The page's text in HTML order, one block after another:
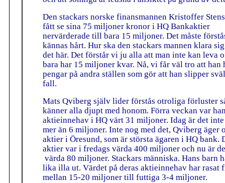
Den stackars norske finansmannen Kristoffer
fått se sina 75 miljoner kronor i HQ Bankaktier
nervärderade till bara 15 miljoner. Det måste
kännas hårt. Hur ska den stackars mannen klara
det här. Det förstår vi ju alla att man inte kan leva
bara har 15 miljoner kvar. Nå, vi får väl tro att han
pengar på andra ställen som gör att han slipper
fall.
Mats Qviberg själv lider förstås otroliga förluster
känner alla djupt med honom. Förra veckan var
aktieinnehav i HQ värt 31 miljoner. Idag är det
mer än 6 miljoner. Inte nog med det, Qviberg äger
aktier i Öresund, som är största ägaren i HQ bank.
aktier var i fredags värda 400 miljoner och nu är
värda 80 miljoner. Stackars människa. Hans barn
lika illa ut. Värdet på deras aktieinnehav har rasat
mellan 15-20 miljoner till futtiga 3-4 miljoner.